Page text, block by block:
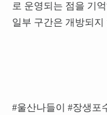
로 운영되는 점을 기
일부 구간은 개방되지
#울산나들이 #장생포